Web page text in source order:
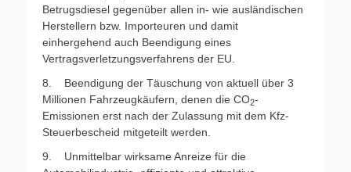
Betrugsdiesel gegenüber allen in- wie ausländischen
Herstellern bzw. Importeuren und damit
einhergehend auch Beendigung eines
Vertragsverletzungsverfahrens der EU.
8. Beendigung der Täuschung von aktuell über 3
Millionen Fahrzeugkäufern, denen die CO2-
Emissionen erst nach der Zulassung mit dem Kfz-
Steuerbescheid mitgeteilt werden.
9. Unmittelbar wirksame Anreize für die